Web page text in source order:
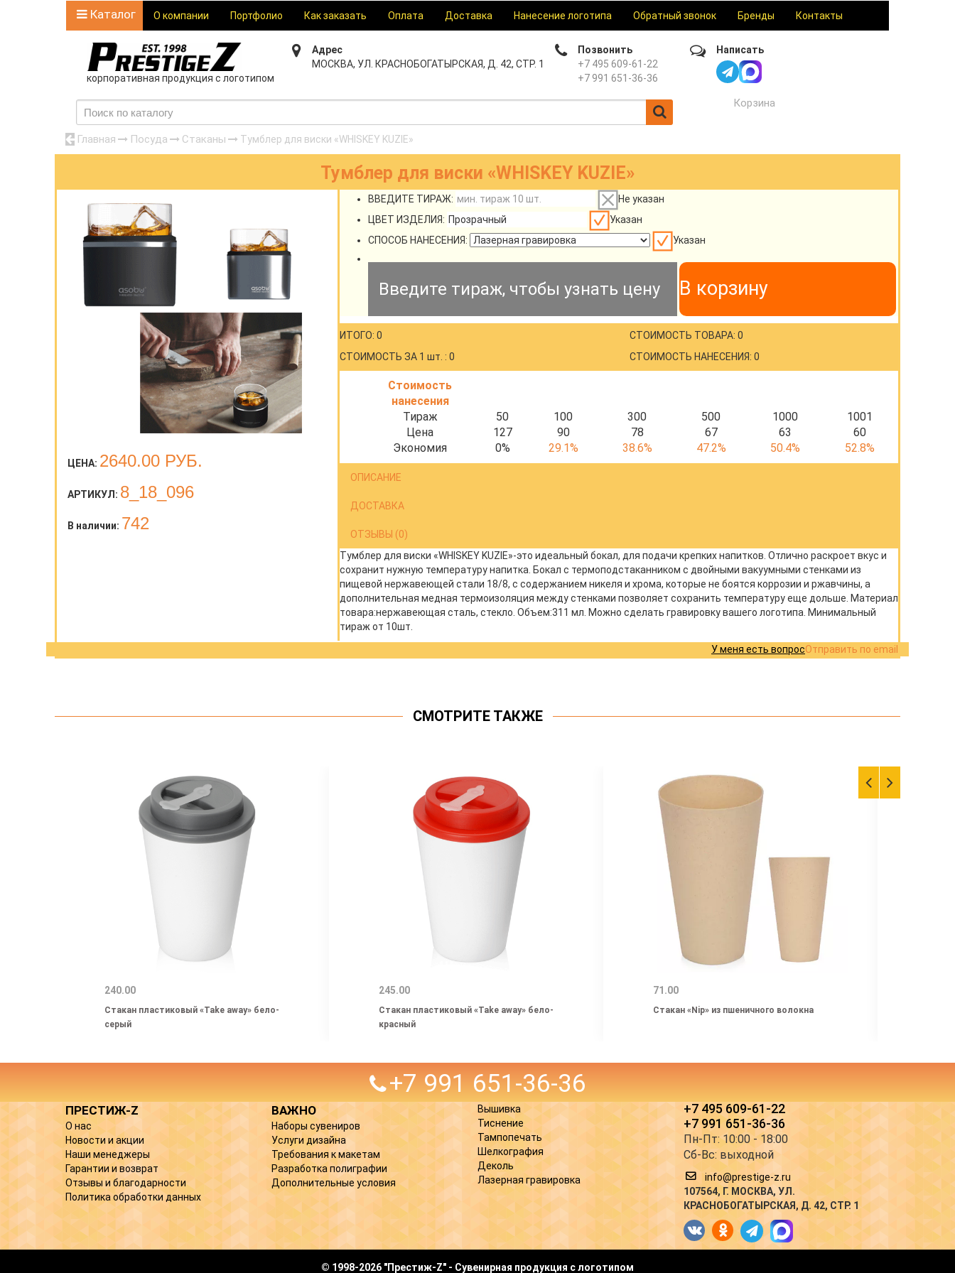
Каталог О компании Портфолио Как заказать Оплата Доставка Нанесение логотипа Обратный звонок Бренды Контакты
корпоративная продукция с логотипом
Адрес
МОСКВА, УЛ. КРАСНОБОГАТЫРСКАЯ, Д. 42, СТР. 1
Позвонить
+7 495 609-61-22
+7 991 651-36-36
Написать
Корзина
Главная Посуда Стаканы Тумблер для виски «WHISKEY KUZIE»
Тумблер для виски «WHISKEY KUZIE»
ЦЕНА: 2640.00 РУБ.
АРТИКУЛ: 8_18_096
В наличии: 742
ВВЕДИТЕ ТИРАЖ:
Не указан
ЦВЕТ ИЗДЕЛИЯ:
Указан
СПОСОБ НАНЕСЕНИЯ:
Указан
Введите тираж, чтобы узнать цену В корзину
ИТОГО: 0
СТОИМОСТЬ ЗА 1 шт. : 0
СТОИМОСТЬ ТОВАРА: 0
СТОИМОСТЬ НАНЕСЕНИЯ: 0
Стоимость
нанесения
Тираж
50 100 300 500 1000
1001
Цена
127 90 78 67 63
60
Экономия
0% 29.1% 38.6% 47.2% 50.4% 52.8%
ОПИСАНИЕ
ДОСТАВКА
ОТЗЫВЫ (0)
Тумблер для виски «WHISKEY KUZIE»-это идеальный бокал, для подачи крепких напитков. Отлично раскроет вкус и
сохранит нужную температуру напитка. Бокал с термоподстаканником с двойными вакуумными стенками из
пищевой нержавеющей стали 18/8, с содержанием никеля и хрома, которые не боятся коррозии и ржавчины, а
дополнительная медная термоизоляция между стенками позволяет сохранить температуру еще дольше. Материал
товара:нержавеющая сталь, стекло. Объем:311 мл. Можно сделать гравировку вашего логотипа. Минимальный
тираж от 10шт.
Отправить по email
У меня есть вопрос
СМОТРИТЕ ТАКЖЕ
240.00
Стакан пластиковый «Take away» бело-
серый
245.00
Стакан пластиковый «Take away» бело-
красный
71.00
Стакан «Nip» из пшеничного волокна
+7 991 651-36-36
ПРЕСТИЖ-Z
О нас
Новости и акции
Наши менеджеры
Гарантии и возврат
Отзывы и благодарности
Политика обработки данных
ВАЖНО
Наборы сувениров
Услуги дизайна
Требования к макетам
Разработка полиграфии
Дополнительные условия
Вышивка
Тиснение
Тампопечать
Шелкография
Деколь
Лазерная гравировка
+7 495 609-61-22
+7 991 651-36-36
Пн-Пт: 10:00 - 18:00
Сб-Вс: выходной
info@prestige-z.ru
107564, Г. МОСКВА, УЛ.
КРАСНОБОГАТЫРСКАЯ, Д. 42, СТР. 1
© 1998-2026 "Престиж-Z" - Сувенирная продукция с логотипом